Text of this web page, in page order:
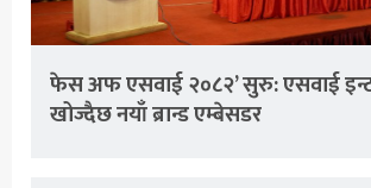
फेस अफ एसवाई २०८२’ सुरु: एसवाई
खोज्दैछ नयाँ ब्रान्ड एम्बेसडर